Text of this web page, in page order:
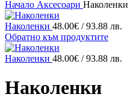
Начало Аксесоари Наколенки
Наколенки 48.00€ / 93.88 лв.
Обратно към продуктите
Наколенки 48.00€ / 93.88 лв.
Наколенки